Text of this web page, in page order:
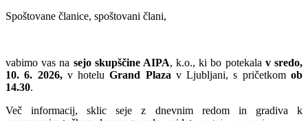
Spoštovane članice, spoštovani člani,
vabimo vas na sejo skupščine AIPA, k.o., ki bo potekala v sredo,
10. 6. 2026,v hoteluGrand Plaza v Ljubljani, s pričetkomob
14.30.
Več informacij, sklic seje z dnevnim redom in gradiva k